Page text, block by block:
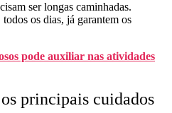
ser longas caminhadas.
os dias, já garantem os
pode auxiliar nas atividades
principais cuidados